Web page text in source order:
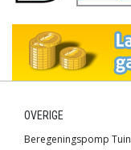
OVERIGE
Beregeningspomp